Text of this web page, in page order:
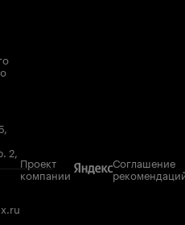
2,
Проект
компании
Соглашение